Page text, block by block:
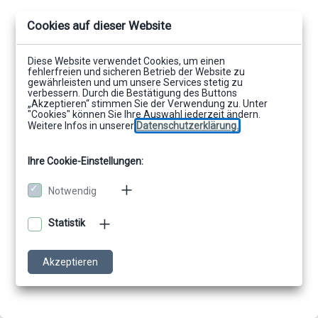
Cookies auf dieser Website
Diese Website verwendet Cookies, um einen
fehlerfreien und sicheren Betrieb der Website zu
gewährleisten und um unsere Services stetig zu
verbessern. Durch die Bestätigung des Buttons
„Akzeptieren“ stimmen Sie der Verwendung zu. Unter
"Cookies" können Sie Ihre Auswahl jederzeit ändern.
Weitere Infos in unserer Datenschutzerklärung.
Ihre Cookie-Einstellungen:
Notwendig
Statistik
Akzeptieren